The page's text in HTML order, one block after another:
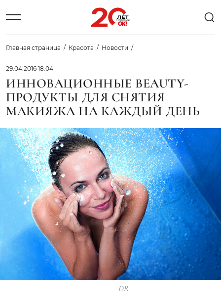
Главная страница Красота Новости
29.04.2016 18:04
ИННОВАЦИОННЫЕ BEAUTY-
ПРОДУКТЫ ДЛЯ СНЯТИЯ
МАКИЯЖА НА КАЖДЫЙ ДЕНЬ
DR